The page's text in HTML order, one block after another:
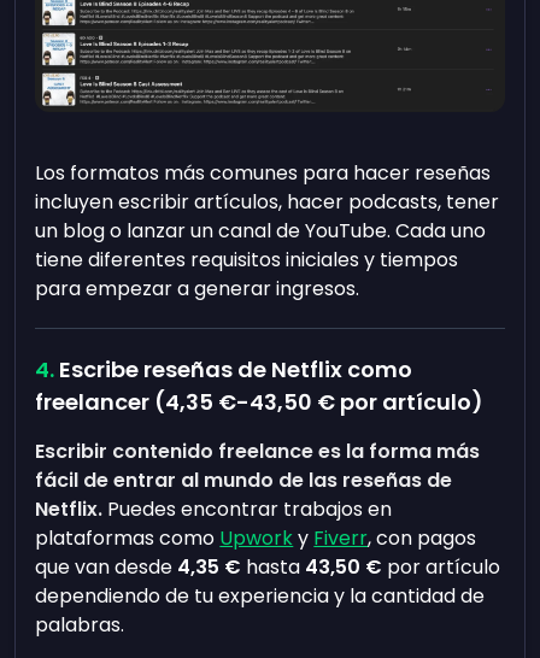
Los formatos más comunes para hacer reseñas
incluyen escribir artículos, hacer podcasts, tener
un blog o lanzar un canal de YouTube. Cada uno
tiene diferentes requisitos iniciales y tiempos
para empezar a generar ingresos.
Escribe reseñas de Netflix como
freelancer (4,35 €-43,50 € por artículo)
Escribir contenido freelance es la forma más
fácil de entrar al mundo de las reseñas de
Netflix. Puedes encontrar trabajos en
plataformas como Upworky Fiverr, con pagos
que van desde 4,35 € hasta 43,50 € por artículo
dependiendo de tu experiencia y la cantidad de
palabras.